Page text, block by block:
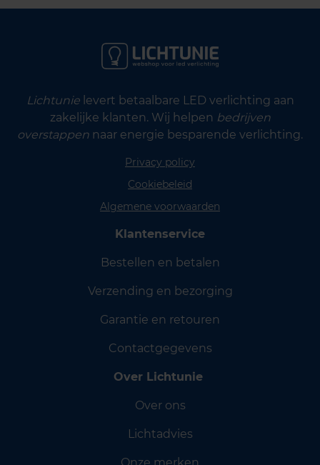
Lichtunielevert betaalbare LED verlichting aan
zakelijke klanten. Wij helpen bedrijven
overstappen naar energie besparende verlichting.
Privacy policy
Cookiebeleid
Algemene voorwaarden
Klantenservice
Bestellen en betalen
Verzending en bezorging
Garantie en retouren
Contactgegevens
Over Lichtunie
Over ons
Lichtadvies